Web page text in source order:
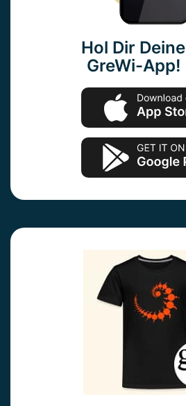
Hol Dir Deine
GreWi-App!